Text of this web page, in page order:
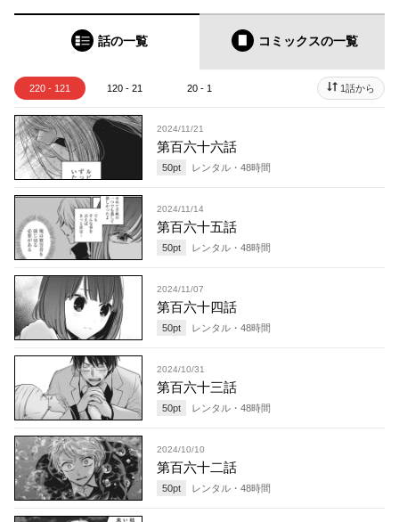
話の一覧 コミックスの一覧
220 - 121 120 - 21 20 - 1 1話から
2024/11/21
第百六十六話
50pt レンタル・ 48時間
2024/11/14
第百六十五話
50pt レンタル・ 48時間
2024/11/07
第百六十四話
50pt レンタル・ 48時間
2024/10/31
第百六十三話
50pt レンタル・ 48時間
2024/10/10
第百六十二話
50pt レンタル・ 48時間